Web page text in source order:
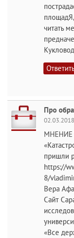
читать
Про
МНЕНИЕ
пришли
https://
8/
Вера
Сайт
«Все